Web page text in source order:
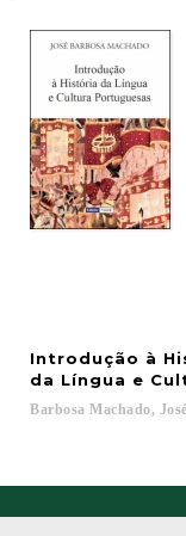
Introdução à
da Língua e
Barbosa Machado, José